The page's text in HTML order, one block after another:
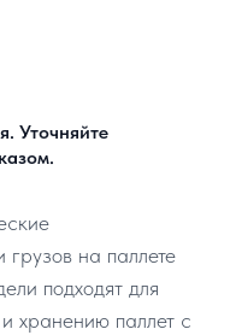
Уточняйте
грузов на паллете
подходят для
хранению паллет с